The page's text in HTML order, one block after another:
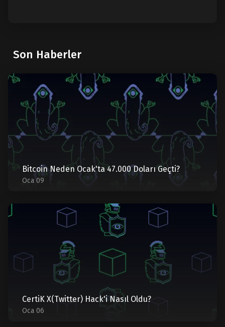
Son Haberler
Bitcoin Neden Ocak'ta 47.000 Doları Geçti?
Oca 09
CertiK X(Twitter) Hack'i Nasıl Oldu?
Oca 06